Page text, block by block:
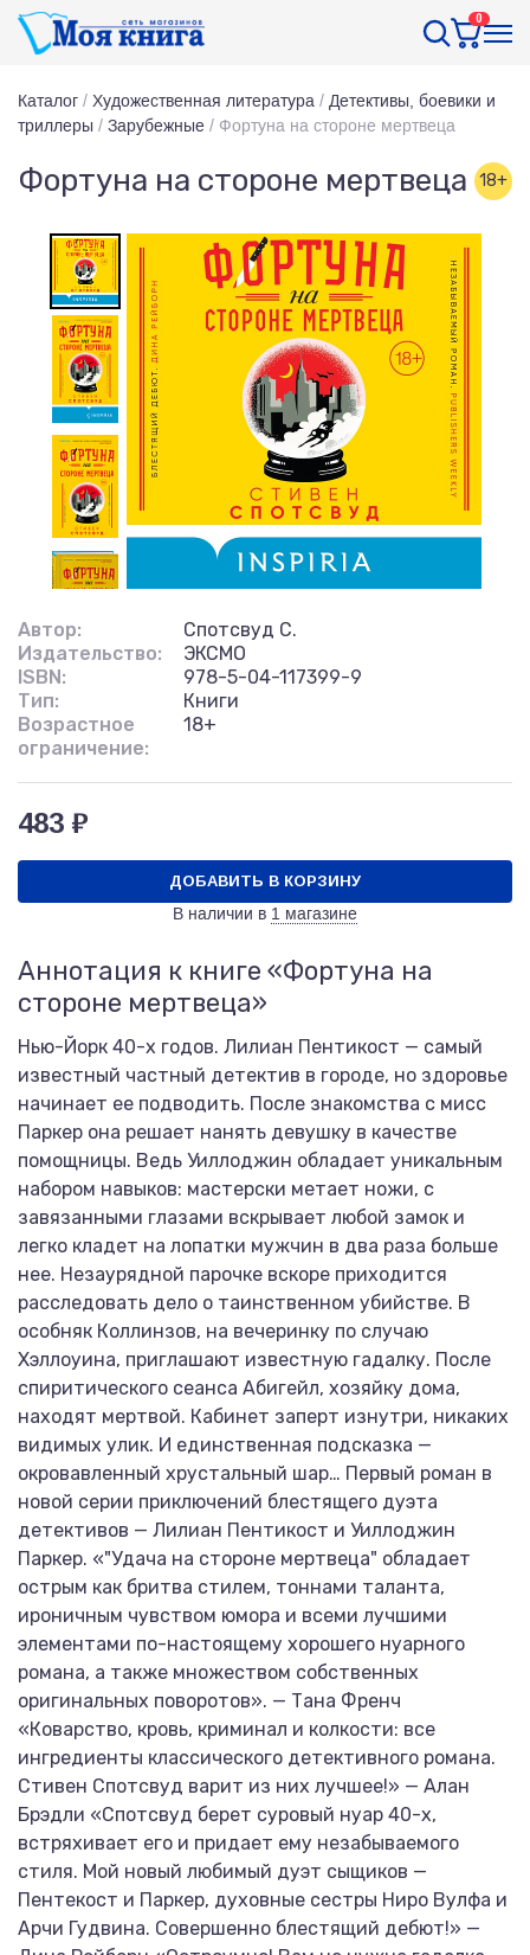
0
Каталог / Художественная литература / Детективы, боевики и
триллеры / Зарубежные / Фортуна на стороне мертвеца
Фортуна на стороне мертвеца 18+
Автор:
Спотсвуд С.
Издательство:
ЭКСМО
ISBN:
978-5-04-117399-9
Тип:
Книги
Возрастное
ограничение:
18+
483 ₽
ДОБАВИТЬ В КОРЗИНУ
В наличии в 1 магазине
Аннотация к книге «Фортуна на
стороне мертвеца»
Нью-Йорк 40-х годов. Лилиан Пентикост — самый
известный частный детектив в городе, но здоровье
начинает ее подводить. После знакомства с мисс
Паркер она решает нанять девушку в качестве
помощницы. Ведь Уиллоджин обладает уникальным
набором навыков: мастерски метает ножи, с
завязанными глазами вскрывает любой замок и
легко кладет на лопатки мужчин в два раза больше
нее. Незаурядной парочке вскоре приходится
расследовать дело о таинственном убийстве. В
особняк Коллинзов, на вечеринку по случаю
Хэллоуина, приглашают известную гадалку. После
спиритического сеанса Абигейл, хозяйку дома,
находят мертвой. Кабинет заперт изнутри, никаких
видимых улик. И единственная подсказка —
окровавленный хрустальный шар… Первый роман в
новой серии приключений блестящего дуэта
детективов — Лилиан Пентикост и Уиллоджин
Паркер. «"Удача на стороне мертвеца" обладает
острым как бритва стилем, тоннами таланта,
ироничным чувством юмора и всеми лучшими
элементами по-настоящему хорошего нуарного
романа, а также множеством собственных
оригинальных поворотов». — Тана Френч
«Коварство, кровь, криминал и колкости: все
ингредиенты классического детективного романа.
Стивен Спотсвуд варит из них лучшее!» — Алан
Брэдли «Спотсвуд берет суровый нуар 40-х,
встряхивает его и придает ему незабываемого
стиля. Мой новый любимый дуэт сыщиков —
Пентекост и Паркер, духовные сестры Ниро Вулфа и
Арчи Гудвина. Совершенно блестящий дебют!» —